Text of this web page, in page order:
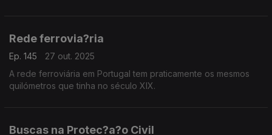
Rede ferrovia?ria
Ep. 145
27 out. 2025
A rede ferroviária em Portugal tem praticamente os mesmos
quilómetros que tinha no século XIX.
Buscas na Protec?a?o Civil